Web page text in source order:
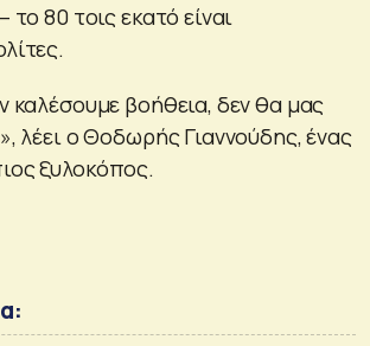
το 80 τοις εκατό είναι
καλέσουμε βοήθεια, δεν θα μας
λέει ο Θοδωρής Γιαννούδης, ένας
ξυλοκόπος.